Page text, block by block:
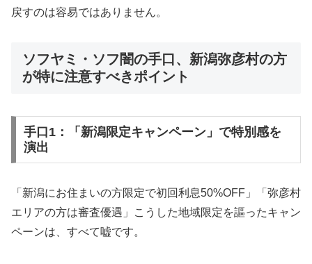
戻すのは容易ではありません。
ソフヤミ・ソフ闇の手口、新潟弥彦村の方
が特に注意すべきポイント
手口1：「新潟限定キャンペーン」で特別感を
演出
「新潟にお住まいの方限定で初回利息50%OFF」「弥彦村
エリアの方は審査優遇」こうした地域限定を謳ったキャン
ペーンは、すべて嘘です。